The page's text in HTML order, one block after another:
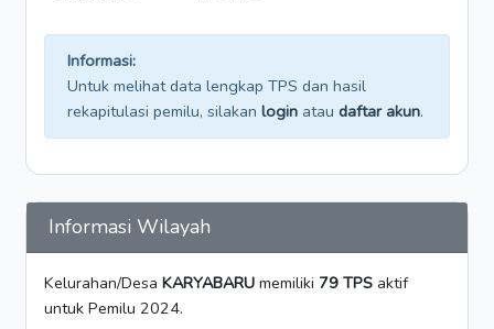
Informasi:
Untuk melihat data lengkap TPS dan hasil
rekapitulasi pemilu, silakan login atau daftar akun.
Informasi Wilayah
Kelurahan/Desa KARYABARU memiliki 79 TPS aktif
untuk Pemilu 2024.